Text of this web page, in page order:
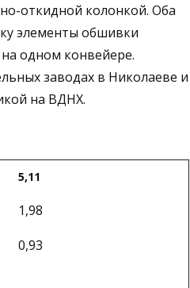
откидной колонкой. Оба
элементы обшивки
на одном конвейере.
заводах в Николаеве и
на ВДНХ.
5,11
1,98
0,93